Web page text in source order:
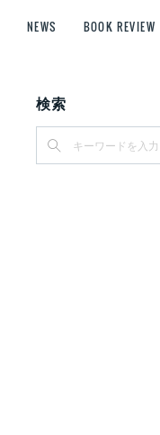
NEWS BOOK REVIEW
検索